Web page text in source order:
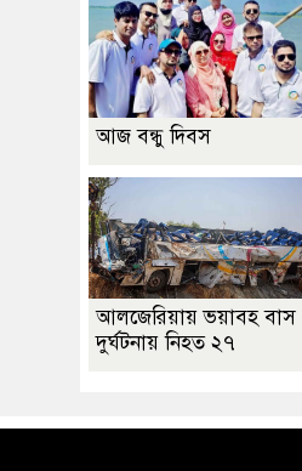
আজ বন্ধু দিবস
আলজেরিয়ায় ভয়াবহ বাস
দুর্ঘটনায় নিহত ২৭